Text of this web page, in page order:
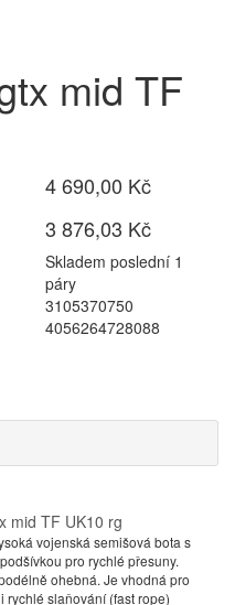
mid TF
4 690,00 Kč
3 876,03 Kč
Skladem poslední 1
páry
3105370750
4056264728088
mid TF UK10 rg
vojenská semišová bota s
pro rychlé přesuny.
ohebná. Je vhodná pro
rychlé slaňování (fast rope)